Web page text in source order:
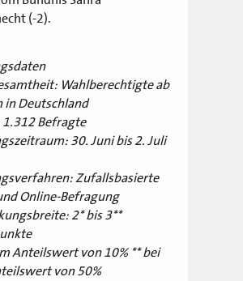
(-2).
Wahlberechtigte ab
in Deutschland
1.312 Befragte
30. Juni bis 2. Juli
Zufallsbasierte
Online-Befragung
2* bis 3**
Anteilswert von 10% ** bei
von 50%